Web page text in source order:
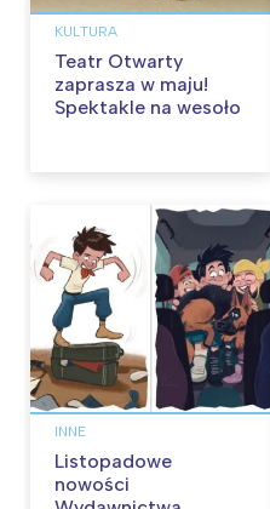
KULTURA
Teatr Otwarty
zaprasza w maju!
Spektakle na wesoło
INNE
Listopadowe
nowości